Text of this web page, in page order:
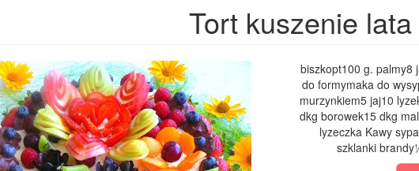
Tort kuszenie
biszkopt100 g. palmy8
do formymaka do
murzynkiem5 jaj10
dkg borowek15 dkg
lyzeczka Kawy
szklanki